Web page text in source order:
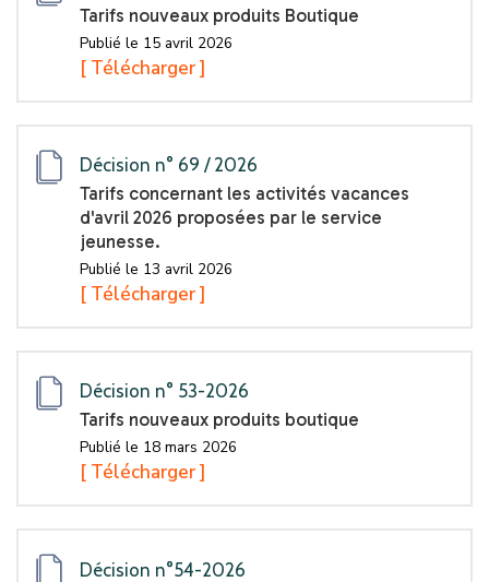
Tarifs nouveaux produits Boutique
Publié le 15 avril 2026
[ Télécharger ]
Décision n° 69 / 2026
Tarifs concernant les activités vacances
d'avril 2026 proposées par le service
jeunesse.
Publié le 13 avril 2026
[ Télécharger ]
Décision n° 53-2026
Tarifs nouveaux produits boutique
Publié le 18 mars 2026
[ Télécharger ]
Décision n°54-2026